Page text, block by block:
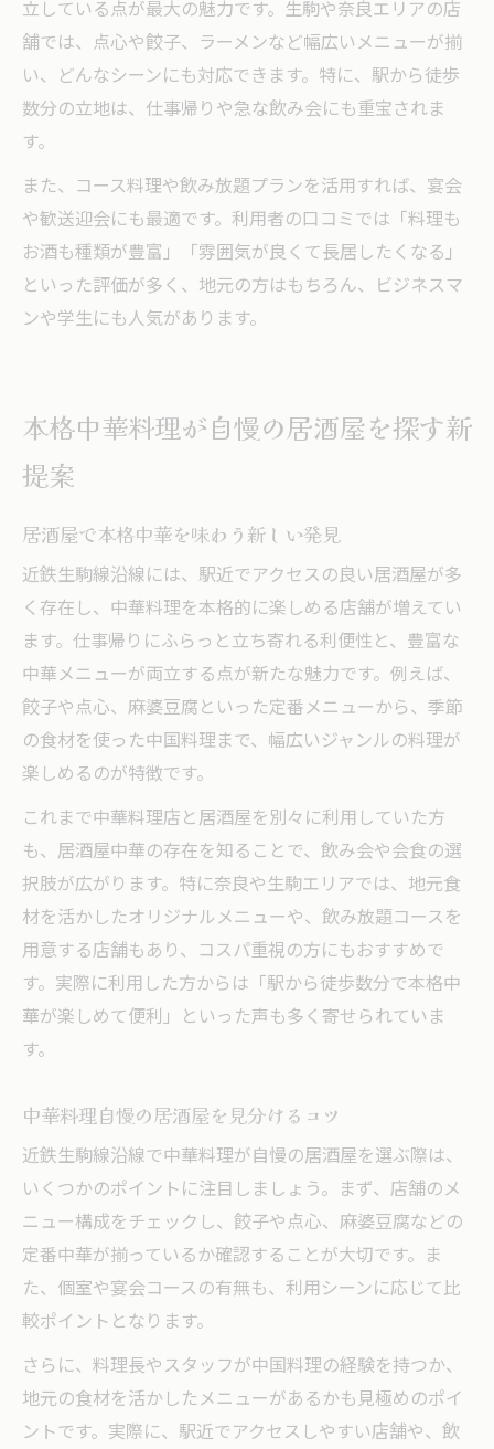
立している点が最大の魅力です。生駒や奈良エリアの店
舗では、点心や餃子、ラーメンなど幅広いメニューが揃
い、どんなシーンにも対応できます。特に、駅から徒歩
数分の立地は、仕事帰りや急な飲み会にも重宝されま
す。
また、コース料理や飲み放題プランを活用すれば、宴会
や歓送迎会にも最適です。利用者の口コミでは「料理も
お酒も種類が豊富」「雰囲気が良くて長居したくなる」
といった評価が多く、地元の方はもちろん、ビジネスマ
ンや学生にも人気があります。
本格中華料理が自慢の居酒屋を探す新
提案
居酒屋で本格中華を味わう新しい発見
近鉄生駒線沿線には、駅近でアクセスの良い居酒屋が多
く存在し、中華料理を本格的に楽しめる店舗が増えてい
ます。仕事帰りにふらっと立ち寄れる利便性と、豊富な
中華メニューが両立する点が新たな魅力です。例えば、
餃子や点心、麻婆豆腐といった定番メニューから、季節
の食材を使った中国料理まで、幅広いジャンルの料理が
楽しめるのが特徴です。
これまで中華料理店と居酒屋を別々に利用していた方
も、居酒屋中華の存在を知ることで、飲み会や会食の選
択肢が広がります。特に奈良や生駒エリアでは、地元食
材を活かしたオリジナルメニューや、飲み放題コースを
用意する店舗もあり、コスパ重視の方にもおすすめで
す。実際に利用した方からは「駅から徒歩数分で本格中
華が楽しめて便利」といった声も多く寄せられていま
す。
中華料理自慢の居酒屋を見分けるコツ
近鉄生駒線沿線で中華料理が自慢の居酒屋を選ぶ際は、
いくつかのポイントに注目しましょう。まず、店舗のメ
ニュー構成をチェックし、餃子や点心、麻婆豆腐などの
定番中華が揃っているか確認することが大切です。ま
た、個室や宴会コースの有無も、利用シーンに応じて比
較ポイントとなります。
さらに、料理長やスタッフが中国料理の経験を持つか、
地元の食材を活かしたメニューがあるかも見極めのポイ
ントです。実際に、駅近でアクセスしやすい店舗や、飲